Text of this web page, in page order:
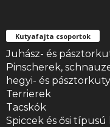
Kutyafajta csoportok
Juhász- és
Pinscherek,
hegyi- és
Terrierek
Tacskók
Spiccek és ősi